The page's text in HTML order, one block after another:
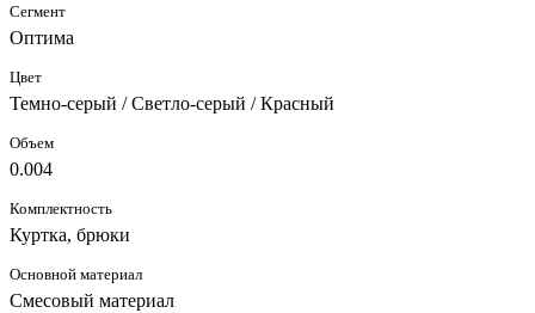
Сегмент
Оптима
Цвет
Темно-серый / Светло-серый / Красный
Объем
0.004
Комплектность
Куртка, брюки
Основной материал
Смесовый материал